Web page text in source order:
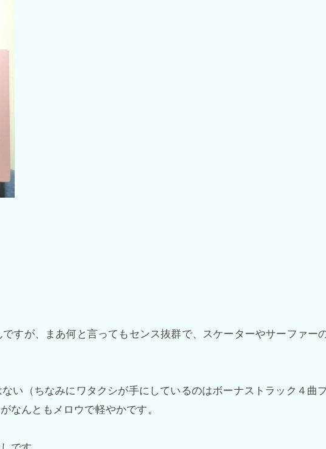
ですが、まあ何と言ってもセンス抜群で、スケーターやサーファ
い（ちなみにワタクシが手にしているのはボーナストラック４曲
なんともメロウで軽やかです。